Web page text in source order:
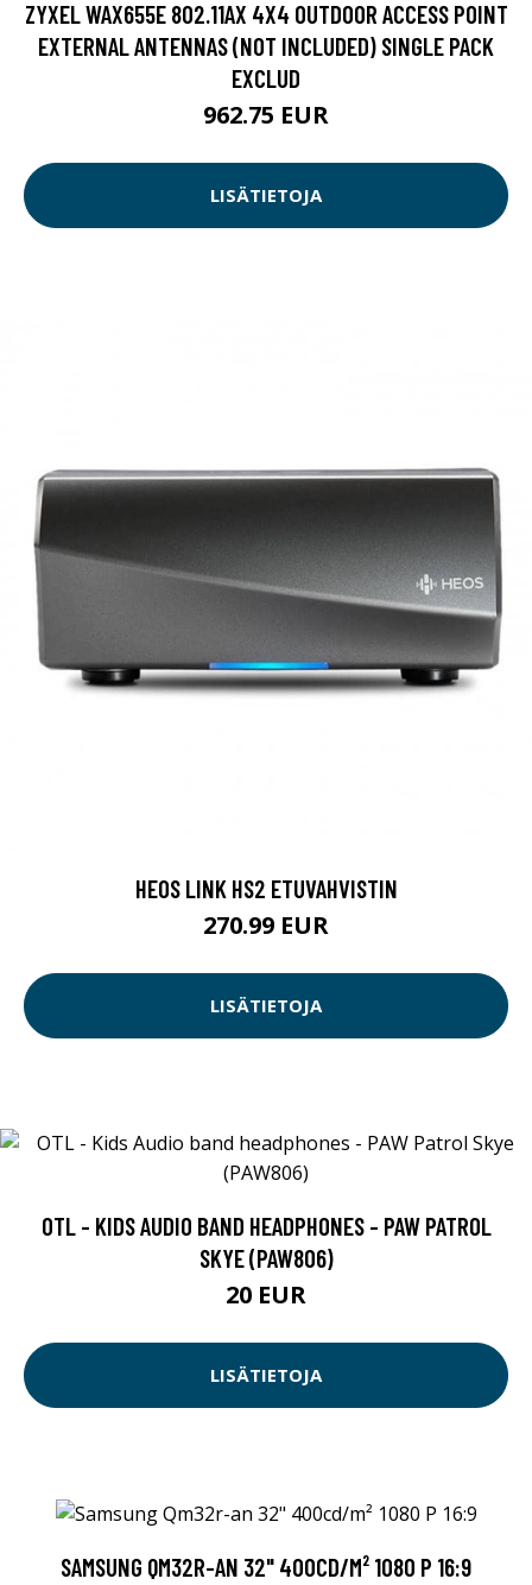
ZYXEL WAX655E 802.11AX 4X4 OUTDOOR ACCESS POINT
EXTERNAL ANTENNAS (NOT INCLUDED) SINGLE PACK
EXCLUD
962.75 EUR
LISÄTIETOJA
HEOS LINK HS2 ETUVAHVISTIN
270.99 EUR
LISÄTIETOJA
OTL - KIDS AUDIO BAND HEADPHONES - PAW PATROL
SKYE (PAW806)
20 EUR
LISÄTIETOJA
SAMSUNG QM32R-AN 32" 400CD/M² 1080 P 16:9